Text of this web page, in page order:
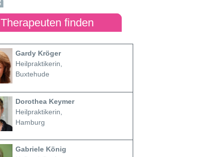
Therapeuten finden
Gardy Kröger
Heilpraktikerin,
Buxtehude
Dorothea Keymer
Heilpraktikerin,
Hamburg
Gabriele König